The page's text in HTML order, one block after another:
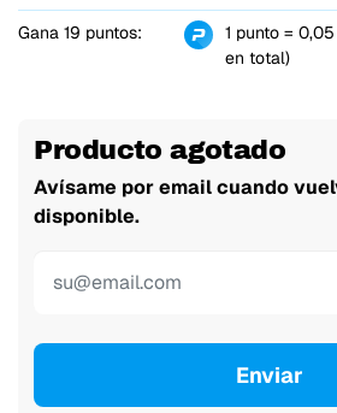
Gana 19 puntos:
1 punto =
en total)
Producto agotado
Avísame por email cuando
disponible.
Enviar